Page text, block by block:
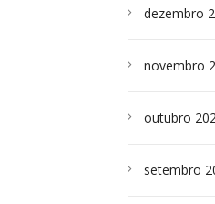
dezembro
novembro
outubro
setembro